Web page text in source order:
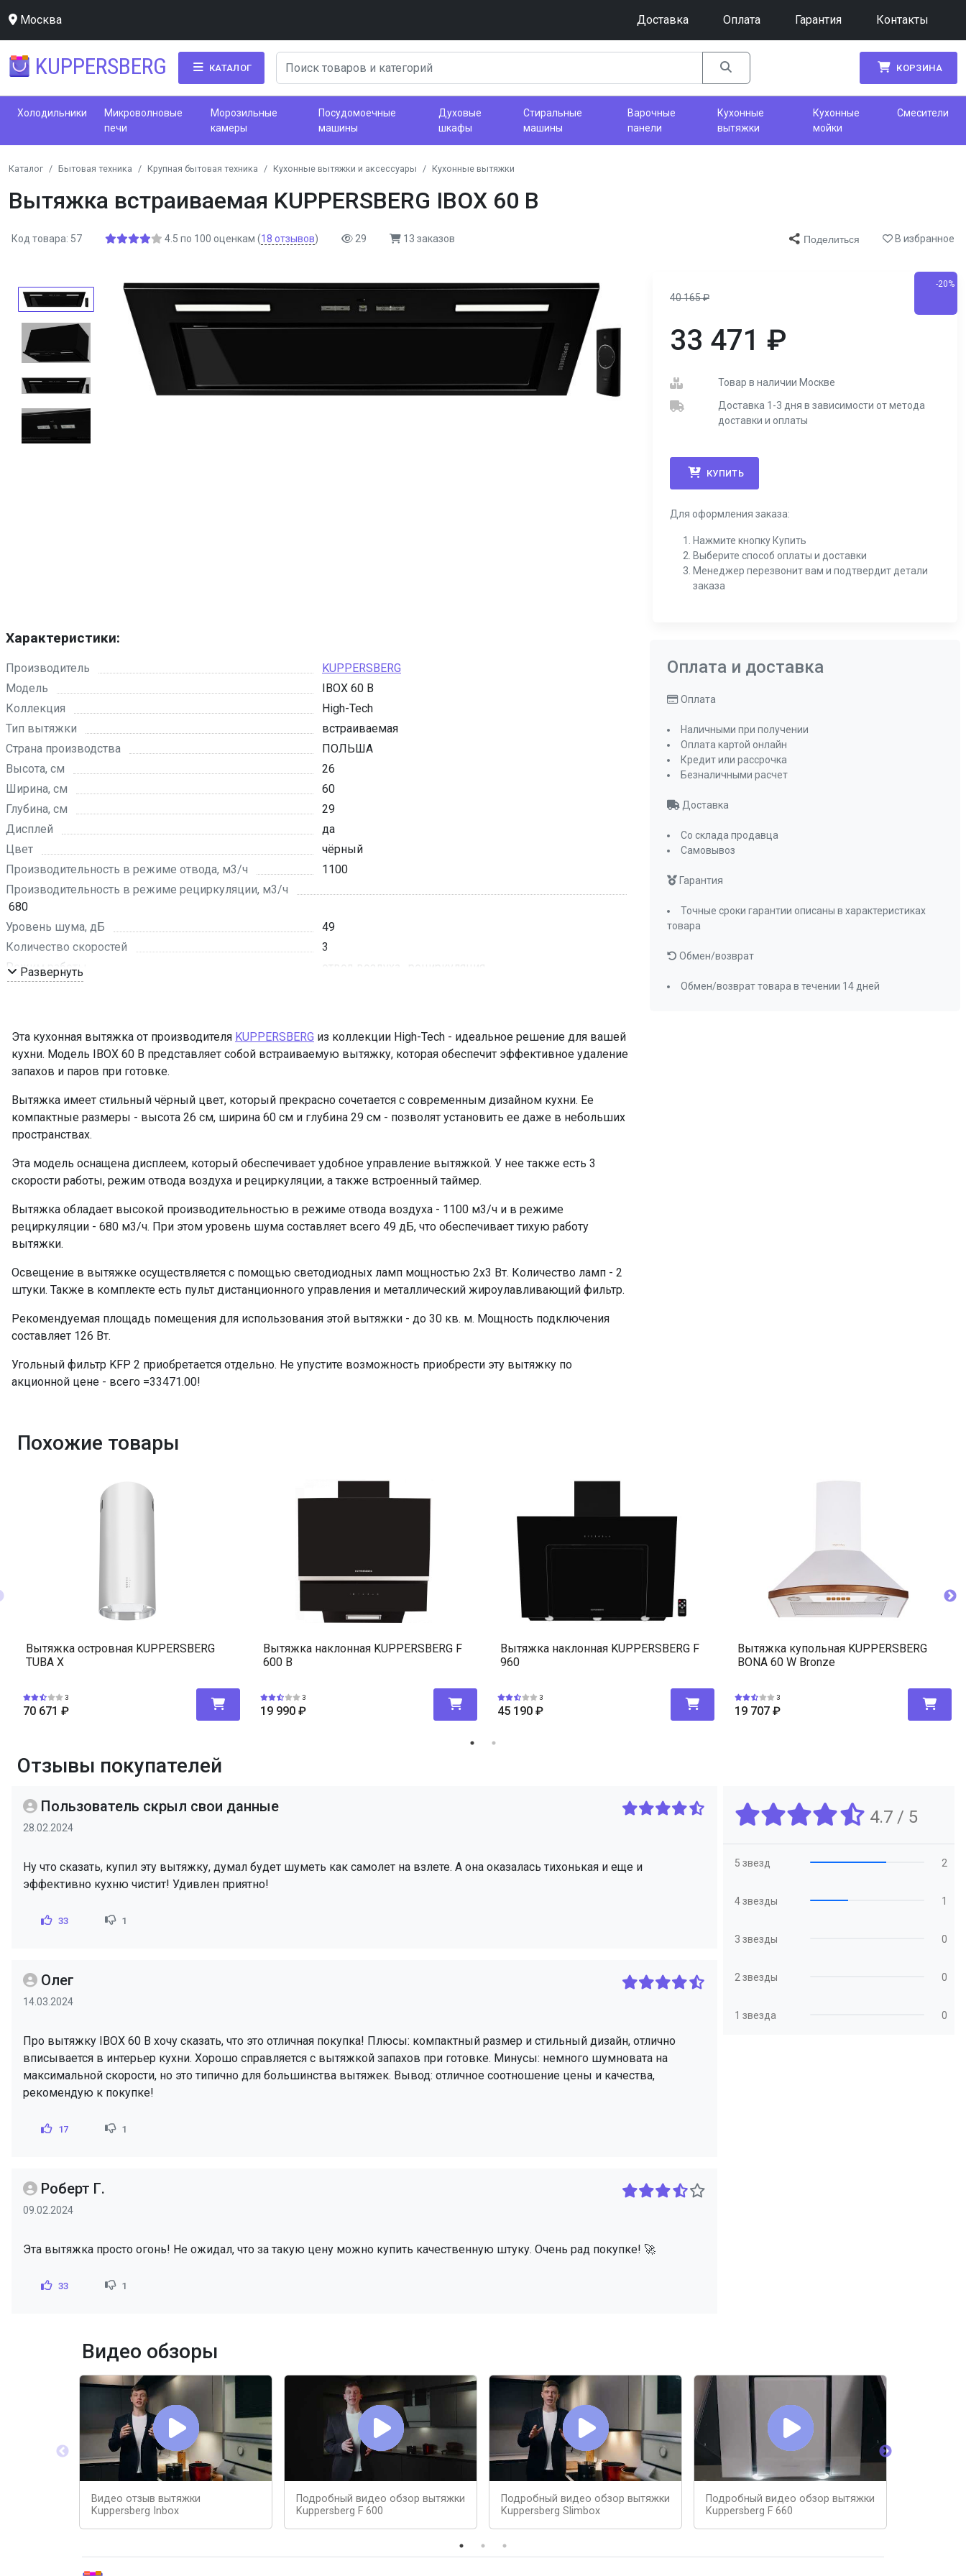
Москва Доставка Оплата Гарантия Контакты
KUPPERSBERG КАТАЛОГ КОРЗИНА
Холодильники
Микроволновые
печи
Морозильные
камеры
Посудомоечные
машины
Духовые
шкафы
Стиральные
машины
Варочные
панели
Кухонные
вытяжки
Кухонные
мойки
Смесители
Каталог Бытовая техника Крупная бытовая техника Кухонные вытяжки и аксессуары Кухонные вытяжки
Вытяжка встраиваемая KUPPERSBERG IBOX 60 B
Код товара: 57 4.5 по 100 оценкам (18 отзывов) 29 13 заказов Поделиться В избранное
40 165₽
-20%
33 471 ₽
Товар в наличии Москве
Доставка 1-3 дня в зависимости от метода
доставки и оплаты
КУПИТЬ
Для оформления заказа:
Нажмите кнопку Купить
Выберите способ оплаты и доставки
Менеджер перезвонит вам и подтвердит детали
заказа
Характеристики:
Производитель
KUPPERSBERG
Модель
IBOX 60 B
Коллекция
High-Tech
Тип вытяжки
встраиваемая
Страна производства
ПОЛЬША
Высота, см
26
Ширина, см
60
Глубина, см
29
Дисплей
да
Цвет
чёрный
Производительность в режиме отвода, м3/ч
1100
Производительность в режиме рециркуляции, м3/ч
680
Уровень шума, дБ
49
Количество скоростей
3
Режим работы
отвод воздуха , рециркуляция
Управление
электронное кнопочное
Мощность освещения, Вт
Количество ламп освещения
2
Фильтр
металлический жироулавливающий
ПРОМО Скидка
=33471.00
Развернуть
Эта кухонная вытяжка от производителя KUPPERSBERG из коллекции High-Tech - идеальное решение для вашей
кухни. Модель IBOX 60 B представляет собой встраиваемую вытяжку, которая обеспечит эффективное удаление
запахов и паров при готовке.
Вытяжка имеет стильный чёрный цвет, который прекрасно сочетается с современным дизайном кухни. Ее
компактные размеры - высота 26 см, ширина 60 см и глубина 29 см - позволят установить ее даже в небольших
пространствах.
Эта модель оснащена дисплеем, который обеспечивает удобное управление вытяжкой. У нее также есть 3
скорости работы, режим отвода воздуха и рециркуляции, а также встроенный таймер.
Вытяжка обладает высокой производительностью в режиме отвода воздуха - 1100 м3/ч и в режиме
рециркуляции - 680 м3/ч. При этом уровень шума составляет всего 49 дБ, что обеспечивает тихую работу
вытяжки.
Освещение в вытяжке осуществляется с помощью светодиодных ламп мощностью 2х3 Вт. Количество ламп - 2
штуки. Также в комплекте есть пульт дистанционного управления и металлический жироулавливающий фильтр.
Рекомендуемая площадь помещения для использования этой вытяжки - до 30 кв. м. Мощность подключения
составляет 126 Вт.
Угольный фильтр KFP 2 приобретается отдельно. Не упустите возможность приобрести эту вытяжку по
акционной цене - всего =33471.00!
Оплата и доставка
Оплата
Наличными при получении
Оплата картой онлайн
Кредит или рассрочка
Безналичными расчет
Доставка
Со склада продавца
Самовывоз
Гарантия
Точные сроки гарантии описаны в характеристиках
товара
Обмен/возврат
Обмен/возврат товара в течении 14 дней
Похожие товары
Вытяжка островная KUPPERSBERG
TUBA X
3
70 671 ₽
Вытяжка наклонная KUPPERSBERG F
600 B
3
19 990 ₽
Вытяжка наклонная KUPPERSBERG F
960
3
45 190 ₽
Вытяжка купольная KUPPERSBERG
BONA 60 W Bronze
3
19 707 ₽
Отзывы покупателей
Пользователь скрыл свои данные
28.02.2024
Ну что сказать, купил эту вытяжку, думал будет шуметь как самолет на взлете. А она оказалась тихонькая и еще и
эффективно кухню чистит! Удивлен приятно!
33 1
Олег
14.03.2024
Про вытяжку IBOX 60 B хочу сказать, что это отличная покупка! Плюсы: компактный размер и стильный дизайн, отлично
вписывается в интерьер кухни. Хорошо справляется с вытяжкой запахов при готовке. Минусы: немного шумновата на
максимальной скорости, но это типично для большинства вытяжек. Вывод: отличное соотношение цены и качества,
рекомендую к покупке!
17 1
Роберт Г.
09.02.2024
Эта вытяжка просто огонь! Не ожидал, что за такую цену можно купить качественную штуку. Очень рад покупке! 🚀
33 1
4.7 / 5
5 звезд 2
4 звезды 1
3 звезды 0
2 звезды 0
1 звезда 0
Видео обзоры
Видео отзыв вытяжки
Kuppersberg Inbox
Подробный видео обзор вытяжки
Kuppersberg F 600
Подробный видео обзор вытяжки
Kuppersberg Slimbox
Подробный видео обзор вытяжки
Kuppersberg F 660